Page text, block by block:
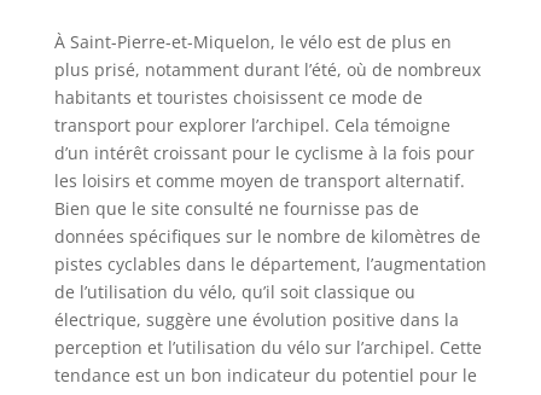
À Saint-Pierre-et-Miquelon, le vélo est de plus en
plus prisé, notamment durant l’été, où de nombreux
habitants et touristes choisissent ce mode de
transport pour explorer l’archipel. Cela témoigne
d’un intérêt croissant pour le cyclisme à la fois pour
les loisirs et comme moyen de transport alternatif.
Bien que le site consulté ne fournisse pas de
données spécifiques sur le nombre de kilomètres de
pistes cyclables dans le département, l’augmentation
de l’utilisation du vélo, qu’il soit classique ou
électrique, suggère une évolution positive dans la
perception et l’utilisation du vélo sur l’archipel. Cette
tendance est un bon indicateur du potentiel pour le